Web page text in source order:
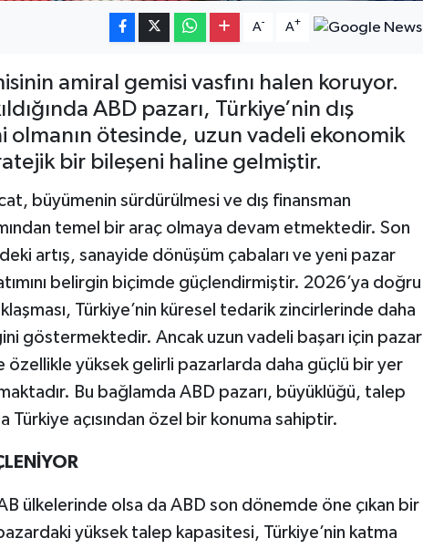
A- A+
amiral gemisi vasfını halen koruyor.
ABD pazarı, Türkiye’nin dış
olmanın ötesinde, uzun vadeli ekonomik
bir bileşeni haline gelmiştir.
büyümenin sürdürülmesi ve dış finansman
temel bir araç olmaya devam etmektedir. Son
artış, sanayide dönüşüm çabaları ve yeni pazar
belirgin biçimde güçlendirmiştir. 2026’ya doğru
Türkiye’nin küresel tedarik zincirlerinde daha
göstermektedir. Ancak uzun vadeli başarı için pazar
özellikle yüksek gelirli pazarlarda daha güçlü bir yer
Bu bağlamda ABD pazarı, büyüklüğü, talep
Türkiye açısından özel bir konuma sahiptir.
ülkelerinde olsa da ABD son dönemde öne çıkan bir
yüksek talep kapasitesi, Türkiye’nin katma